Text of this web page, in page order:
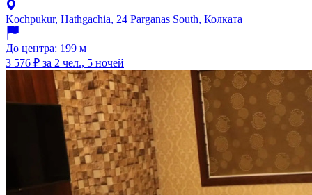
Kochpukur, Hathgachia, 24 Parganas South, Колката
До центра: 199 м
3 576 ₽ за 2 чел., 5 ночей